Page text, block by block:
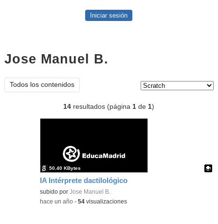
Iniciar sesión
Jose Manuel B.
Todos los contenidos
14 resultados (página1 de1)
IA Intérprete dactilológico
Contenido educativo.
subido porJose Manuel B.
50.40 KBytes
-hace un año -54 visualizaciones